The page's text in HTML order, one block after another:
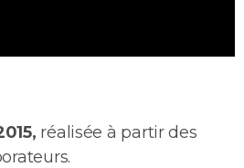
réalisée à partir des